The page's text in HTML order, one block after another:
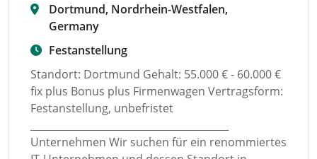
Dortmund, Nordrhein-Westfalen,
Germany
Festanstellung
Standort: Dortmund Gehalt: 55.000 € - 60.000 €
fix plus Bonus plus Firmenwagen Vertragsform:
Festanstellung, unbefristet
Unternehmen Wir suchen für ein renommiertes